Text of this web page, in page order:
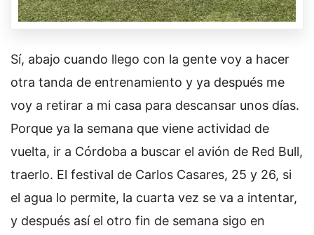
Sí, abajo cuando llego con la gente voy a hacer
otra tanda de entrenamiento y ya después me
voy a retirar a mi casa para descansar unos días.
Porque ya la semana que viene actividad de
vuelta, ir a Córdoba a buscar el avión de Red Bull,
traerlo. El festival de Carlos Casares, 25 y 26, si
el agua lo permite, la cuarta vez se va a intentar,
y después así el otro fin de semana sigo en